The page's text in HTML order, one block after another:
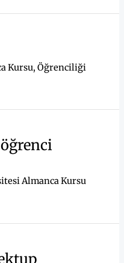
Kursu, Öğrenciliği
öğrenci
Almanca Kursu